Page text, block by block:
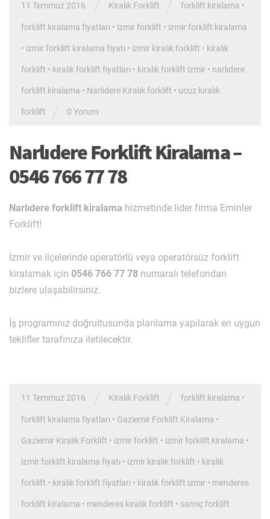
11 Temmuz 2016 Kiralık Forklift forklift kiralama •
forklift kiralama fiyatları • izmir forklift • izmir forklift kiralama
• izmir forklift kiralama fiyatı • izmir kiralık forklift • kiralık
forklift • kiralık forklift fiyatları • kiralık forklift izmir • narlıdere
forklift kiralama • Narlıdere Kiralık forklift • ucuz kiralık
forklift 0 Yorum
Narlıdere Forklift Kiralama –
0546 766 77 78
Narlıdere forklift kiralama hizmetinde lider firma Eminler
Forklift!
İzmir ve ilçelerinde operatörlü veya operatörsüz forklift
kiralamak için 0546 766 77 78 numaralı telefondan
bizlere ulaşabilirsiniz.
İş programınız doğrultusunda planlama yapılarak en uygun
teklifler tarafınıza iletilecektir.
11 Temmuz 2016 Kiralık Forklift forklift kiralama •
forklift kiralama fiyatları • Gaziemir Forklift Kiralama •
Gaziemir Kiralık Forklift • izmir forklift • izmir forklift kiralama •
izmir forklift kiralama fiyatı • izmir kiralık forklift • kiralık
forklift • kiralık forklift fiyatları • kiralık forklift izmir • menderes
forklift kiralama • menderes kiralık forklift • sarnıç forklift